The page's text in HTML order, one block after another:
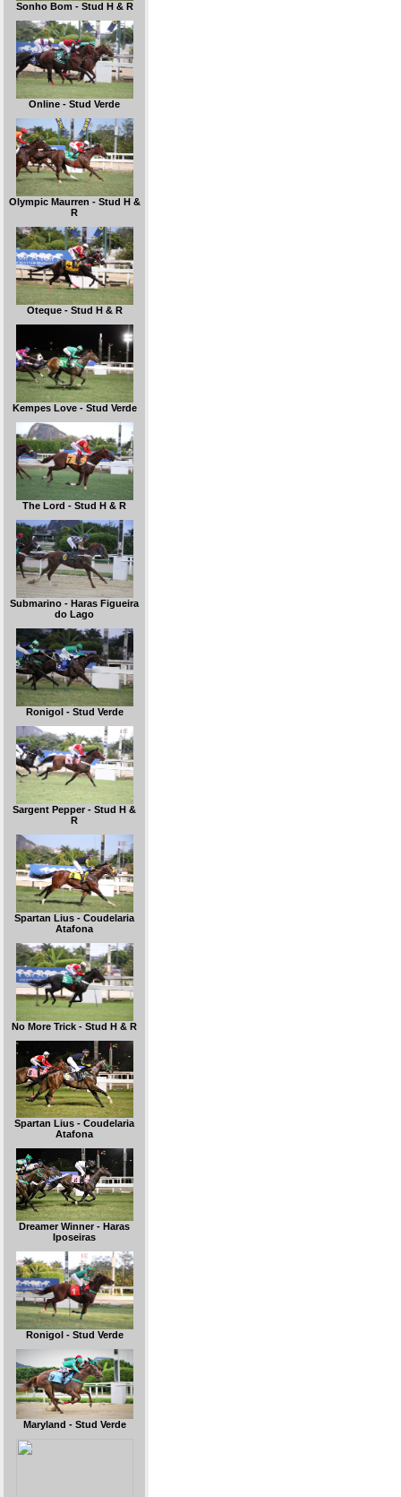
Sonho Bom - Stud H & R
Online - Stud Verde
Olympic Maurren - Stud H &
R
Oteque - Stud H & R
Kempes Love - Stud Verde
The Lord - Stud H & R
Submarino - Haras Figueira
do Lago
Ronigol - Stud Verde
Sargent Pepper - Stud H &
R
Spartan Lius - Coudelaria
Atafona
No More Trick - Stud H & R
Spartan Lius - Coudelaria
Atafona
Dreamer Winner - Haras
Iposeiras
Ronigol - Stud Verde
Maryland - Stud Verde